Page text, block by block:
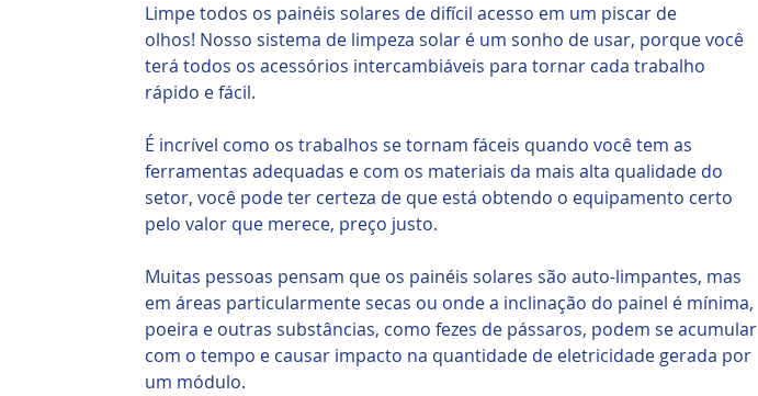
Limpe todos os painéis solares de difícil acesso em um piscar de
olhos! Nosso sistema de limpeza solar é um sonho de usar, porque você
terá todos os acessórios intercambiáveis ​​para tornar cada trabalho
rápido e fácil.
É incrível como os trabalhos se tornam fáceis quando você tem as
ferramentas adequadas e com os materiais da mais alta qualidade do
setor, você pode ter certeza de que está obtendo o equipamento certo
pelo valor que merece, preço justo.
Muitas pessoas pensam que os painéis solares são auto-limpantes, mas
em áreas particularmente secas ou onde a inclinação do painel é mínima,
poeira e outras substâncias, como fezes de pássaros, podem se acumular
com o tempo e causar impacto na quantidade de eletricidade gerada por
um módulo.